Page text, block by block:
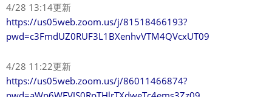
4/28 13:14更新
https://us05web.zoom.us/j/81518466193?
pwd=c3FmdUZ0RUF3L1BXenhvVTM4QVcxUT09
4/28 11:22更新
https://us05web.zoom.us/j/86011466874?